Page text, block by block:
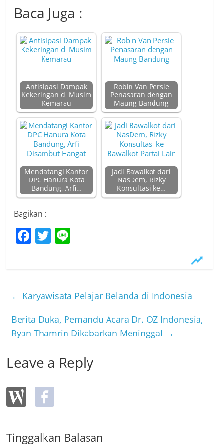
Mendatangi Kantor
DPC Hanura Kota
Bandung, Arfi…
Jadi Bawalkot dari
NasDem, Rizky
Konsultasi ke…
Bagikan :
F
a
c
e
b
o
o
k
T
w
itt
er
Li
n
e
Karyawisata Pelajar Belanda di Indonesia
Berita Duka, Pemandu Acara Dr. OZ Indonesia,
Ryan Thamrin Dikabarkan Meninggal→
Leave a Reply
Tinggalkan Balasan
Alamat email Anda tidak akan dipublikasikan.
Komentar